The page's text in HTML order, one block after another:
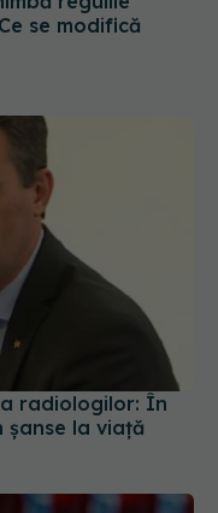
se modifică
radiologilor: În
șanse la viață